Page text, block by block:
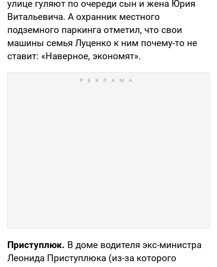
улице гуляют по очереди сын и жена Юрия
Витальевича. А охранник местного
подземного паркинга отметил, что свои
машины семья Луценко к ним почему-то не
ставит: «Наверное, экономят».
Приступлюк. В доме водителя экс-министра
Леонида Приступлюка (из-за которого